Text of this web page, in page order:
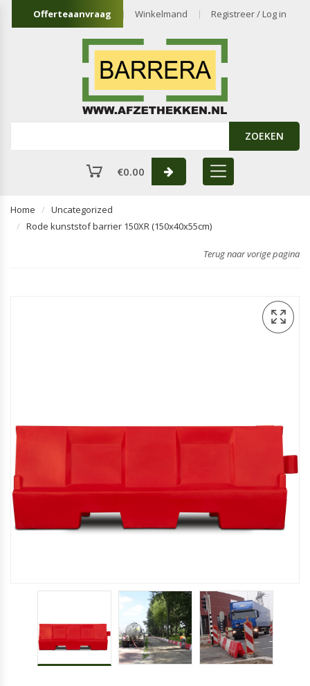
Offerteaanvraag Winkelmand Registreer / Log in
ZOEKEN
€0.00
Home
Uncategorized
Rode kunststof barrier 150XR (150x40x55cm)
Terug naar vorige pagina